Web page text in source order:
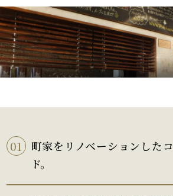
01
町家をリノベーションした
ド。